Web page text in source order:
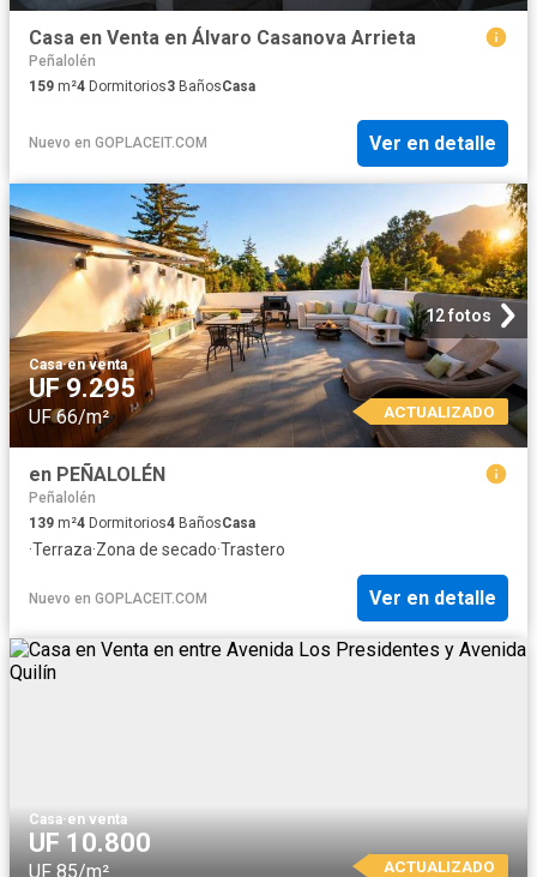
Casa en Venta en Álvaro Casanova Arrieta
Peñalolén
159 m²4 Dormitorios3 BañosCasa
Nuevo en GOPLACEIT.COM Ver en detalle
12 fotos
Casa·en venta
UF 9.295
UF 66/m² ACTUALIZADO
en PEÑALOLÉN
Peñalolén
139 m²4 Dormitorios4 BañosCasa
·Terraza·Zona de secado·Trastero
Nuevo en GOPLACEIT.COM Ver en detalle
Casa·en venta
UF 10.800
UF 85/m² ACTUALIZADO